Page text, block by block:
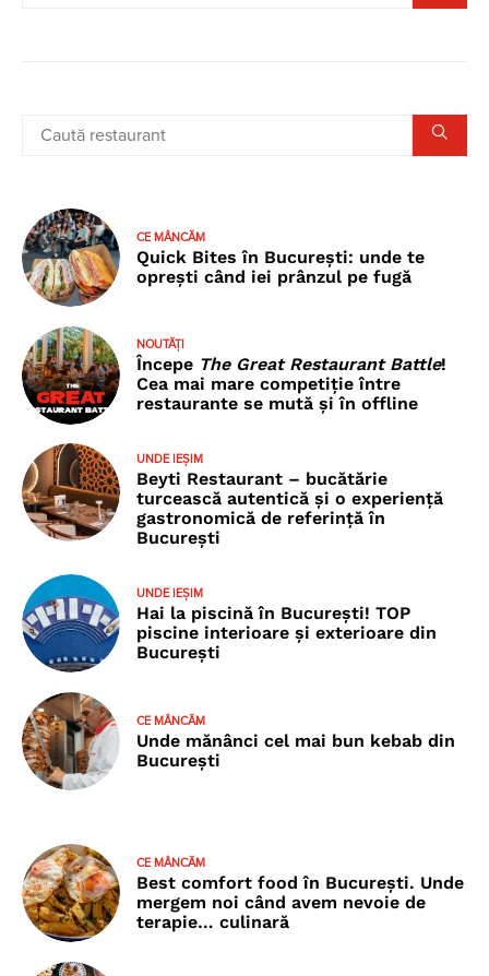
CE MÂNCĂM
Quick Bites în București: unde te
oprești când iei prânzul pe fugă
NOUTĂȚI
Începe The Great Restaurant Battle!
Cea mai mare competiție între
restaurante se mută și în offline
UNDE IEȘIM
Beyti Restaurant – bucătărie
turcească autentică și o experiență
gastronomică de referință în
București
UNDE IEȘIM
Hai la piscină în București! TOP
piscine interioare și exterioare din
București
CE MÂNCĂM
Unde mănânci cel mai bun kebab din
București
CE MÂNCĂM
Best comfort food în București. Unde
mergem noi când avem nevoie de
terapie… culinară